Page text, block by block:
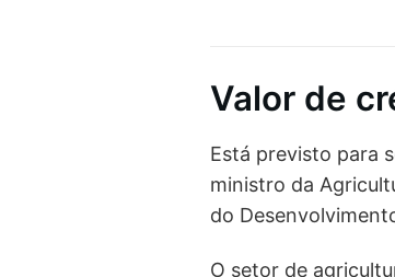
Valor de
Está previsto para
ministro da
do
O setor de